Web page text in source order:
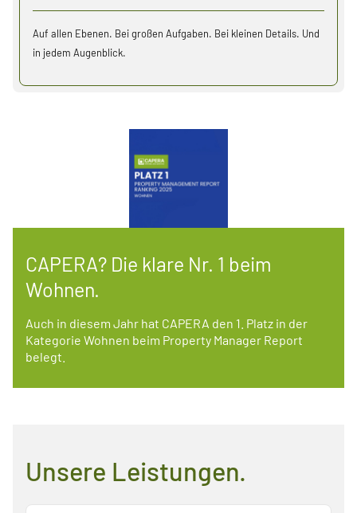
Auf allen Ebenen. Bei großen Aufgaben. Bei kleinen Details. Und
in jedem Augenblick.
CAPERA? Die klare Nr. 1 beim
Wohnen.
Auch in diesem Jahr hat CAPERA den 1. Platz in der
Kategorie Wohnen beim Property Manager Report
belegt.
Unsere Leistungen.